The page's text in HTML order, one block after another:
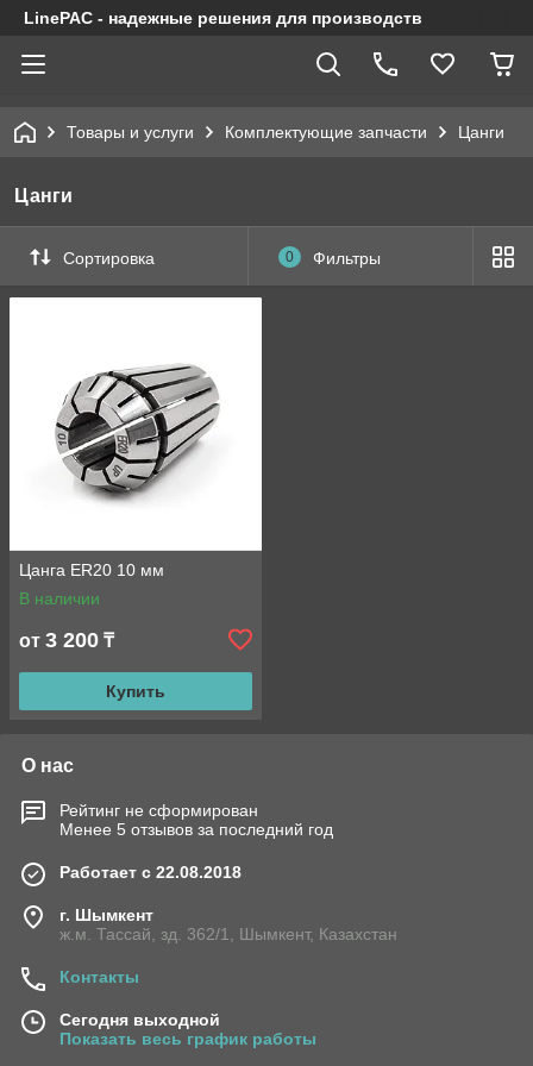
LinePAC - надежные решения для производств
Товары и услуги Комплектующие запчасти Цанги
Цанги
Сортировка 0 Фильтры
Цанга ER20 10 мм
В наличии
от 3 200 ₸
Купить
О нас
Рейтинг не сформирован
Менее 5 отзывов за последний год
Работает с 22.08.2018
г. Шымкент
ж.м. Тассай, зд. 362/1, Шымкент, Казахстан
Контакты
Сегодня выходной
Показать весь график работы